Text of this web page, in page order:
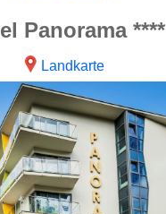
Panorama ****
Landkarte